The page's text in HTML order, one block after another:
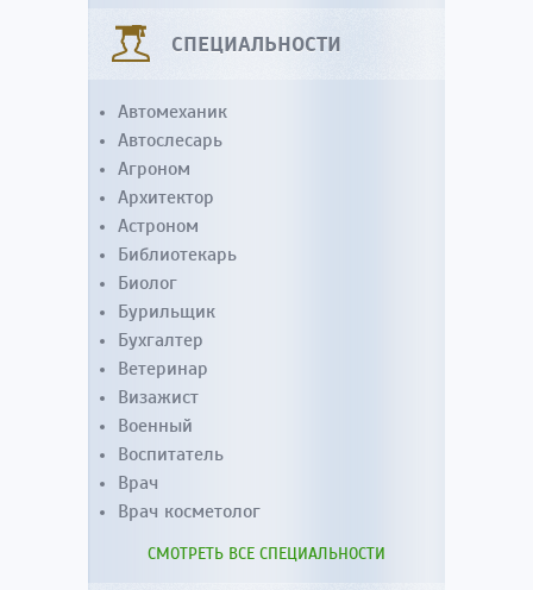
СПЕЦИАЛЬНОСТИ
Автомеханик
Автослесарь
Агроном
Архитектор
Астроном
Библиотекарь
Биолог
Бурильщик
Бухгалтер
Ветеринар
Визажист
Военный
Воспитатель
Врач
Врач косметолог
СМОТРЕТЬ ВСЕ СПЕЦИАЛЬНОСТИ